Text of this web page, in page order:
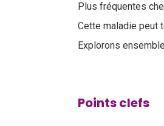
Plus fréquentes
Cette maladie peut
Explorons
Points clefs